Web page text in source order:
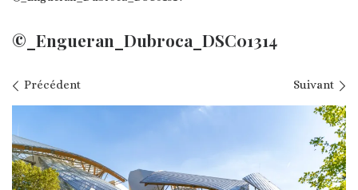
©_Engueran_Dubroca_DSC01314
Navigation des images
Précédent Suivant